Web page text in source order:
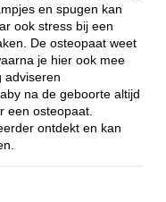
en spugen kan
ook stress bij een
De osteopaat weet
je hier ook mee
adviseren
na de geboorte altijd
een osteopaat.
ontdekt en kan